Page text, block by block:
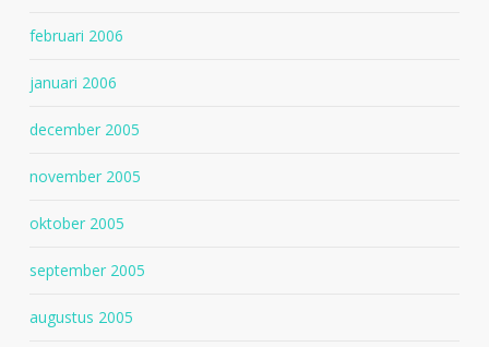
februari 2006
januari 2006
december 2005
november 2005
oktober 2005
september 2005
augustus 2005